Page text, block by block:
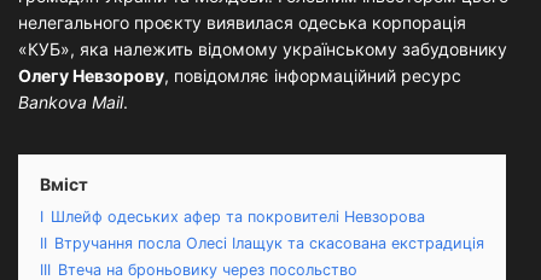
нелегального проєкту виявилася одеська корпорація
«КУБ», яка належить відомому українському забудовнику
Олегу Невзорову, повідомляє інформаційний ресурс
Bankova Mail.
Вміст
I Шлейф одеських афер та покровителі Невзорова
II Втручання посла Олесі Ілащук та скасована екстрадиція
III Втеча на броньовику через посольство